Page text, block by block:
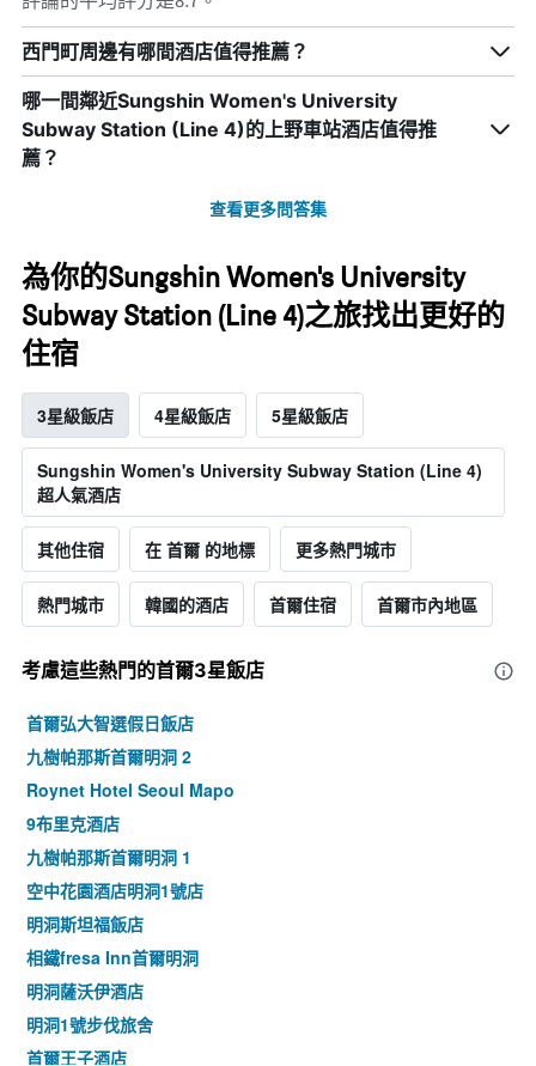
西門町周邊有哪間酒店值得推薦？
哪一間鄰近Sungshin Women's University
Subway Station (Line 4)的上野車站酒店值得推
薦？
查看更多問答集
為你的Sungshin Women's University
Subway Station (Line 4)之旅找出更好的
住宿
3星級飯店 4星級飯店 5星級飯店
Sungshin Women's University Subway Station (Line 4)
超人氣酒店
其他住宿 在 首爾 的地標 更多熱門城市
熱門城市 韓國的酒店 首爾住宿 首爾市內地區
考慮這些熱門的首爾3星​飯店
首爾弘大智選假日飯店
九樹帕那斯首爾明洞 2
Roynet Hotel Seoul Mapo
9布里克酒店
九樹帕那斯首爾明洞 1
空中花園酒店明洞1號店
明洞斯坦福飯店
相鐵fresa Inn首爾明洞
明洞薩沃伊酒店
明洞1號步伐旅舍
首爾王子酒店